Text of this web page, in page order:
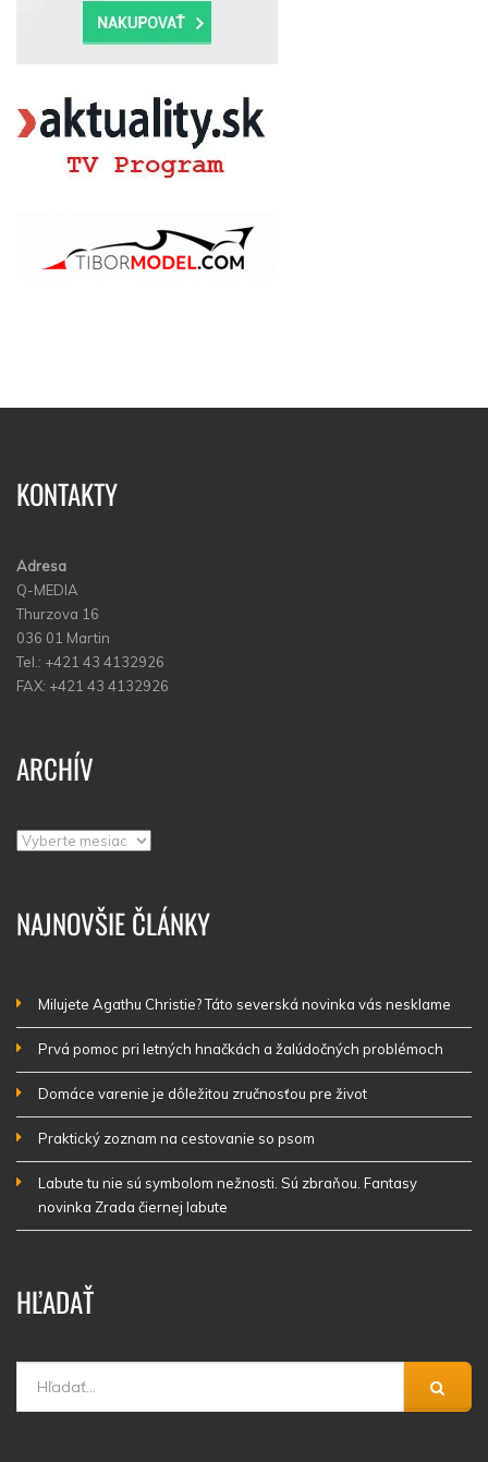
KONTAKTY
Adresa
Q-MEDIA
Thurzova 16
036 01 Martin
Tel.: +421 43 4132926
FAX: +421 43 4132926
ARCHÍV
Archív
NAJNOVŠIE ČLÁNKY
Milujete Agathu Christie? Táto severská novinka vás nesklame
Prvá pomoc pri letných hnačkách a žalúdočných problémoch
Domáce varenie je dôležitou zručnosťou pre život
Praktický zoznam na cestovanie so psom
Labute tu nie sú symbolom nežnosti. Sú zbraňou. Fantasy
novinka Zrada čiernej labute
HĽADAŤ